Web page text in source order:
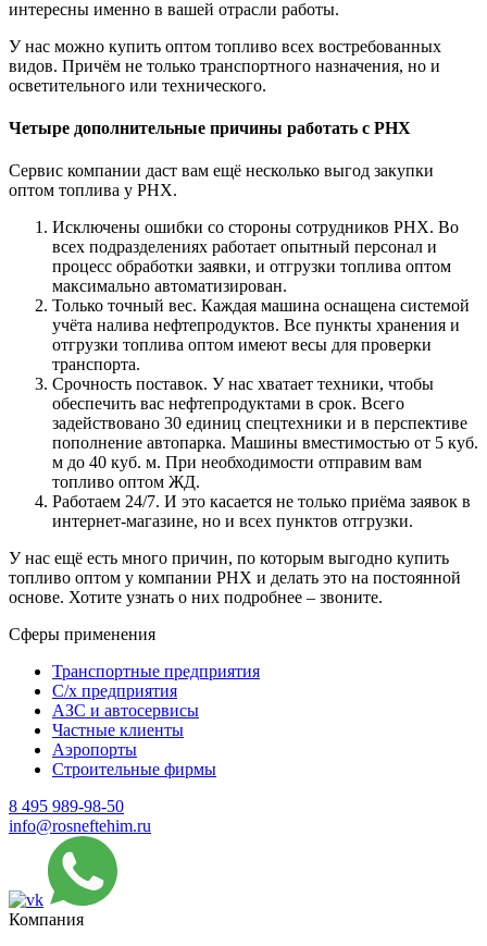
интересны именно в вашей отрасли работы.
У нас можно купить оптом топливо всех востребованных
видов. Причём не только транспортного назначения, но и
осветительного или технического.
Четыре дополнительные причины работать с РНХ
Сервис компании даст вам ещё несколько выгод закупки
оптом топлива у РНХ.
Исключены ошибки со стороны сотрудников РНХ. Во
всех подразделениях работает опытный персонал и
процесс обработки заявки, и отгрузки топлива оптом
максимально автоматизирован.
Только точный вес. Каждая машина оснащена системой
учёта налива нефтепродуктов. Все пункты хранения и
отгрузки топлива оптом имеют весы для проверки
транспорта.
Срочность поставок. У нас хватает техники, чтобы
обеспечить вас нефтепродуктами в срок. Всего
задействовано 30 единиц спецтехники и в перспективе
пополнение автопарка. Машины вместимостью от 5 куб.
м до 40 куб. м. При необходимости отправим вам
топливо оптом ЖД.
Работаем 24/7. И это касается не только приёма заявок в
интернет-магазине, но и всех пунктов отгрузки.
У нас ещё есть много причин, по которым выгодно купить
топливо оптом у компании РНХ и делать это на постоянной
основе. Хотите узнать о них подробнее – звоните.
Сферы применения
Транспортные предприятия
С/х предприятия
АЗС и автосервисы
Частные клиенты
Аэропорты
Строительные фирмы
8 495 989-98-50
info@rosneftehim.ru
Компания